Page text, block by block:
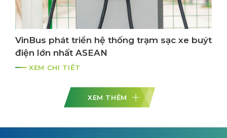
VinBus phát triển hệ thống trạm sạc xe buýt
điện lớn nhất ASEAN
XEM CHI TIẾT
XEM THÊM